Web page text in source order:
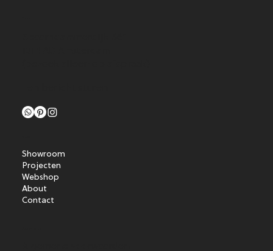
Showroom
Projecten
Webshop
About
Contact